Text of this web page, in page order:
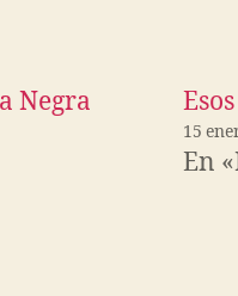
Negra
15
En